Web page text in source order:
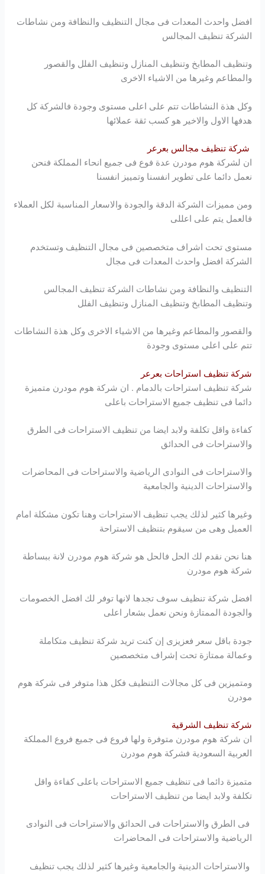
افضل واحدث المعدات فى مجال التنظيف والنظافة ومن نشاطات
الشركة تنظيف المجالس
وتنظيف المطابخ وتنظيف المنازل وتنظيف الفلل والقصور
والمطاعم وغيرها من الاشياء الاخرى
وكل هذة النشاطات تتم على اعلى مستوى وجودة فالشركة كل
هدفها الاول والاخير هو كسب ثقة عملائها
شركة تنظيف مجالس بعرعر
ان لشركةهوم مودرنعدة فوع فى جميع انحاء المملكة فنحن
نعمل دائما على تطوير انفسنا وتمييز انفسنا
ومن مميزات الشركة الدقة والجودة والاسعار المناسبة لكل العملاء
فالعمل يتم على اعللى
مستوى تحت اشراف متخصصين فى مجال التنظيف وتستخدم
الشركة افضل واحدث المعدات فى مجال
التنظيف والنظافة ومن نشاطات الشركة تنظيف المجالس
وتنظيف المطابخ وتنظيف المنازل وتنظيف الفلل
والقصور والمطاعم وغيرها من الاشياء الاخرى وكل هذة النشاطات
تتم على اعلى مستوى وجودة
شركة تنظيف استراحات بعرعر
شركة تنظيف استراحات بالدمام . ان شركةهوم مودرنمتميزة
دائما فى تنظيف جميع الاستراحات باعلى
كفاءة واقل تكلفة ولابد ايضا من تنظيف الاستراحات فى الطرق
والاستراحات فى الحدائق
والاستراحات فى النوادى الرياضية والاستراحات فى المحاضرات
والاستراحات الدينية والجامعية
وغيرها كثير لذلك يجب تنظيف الاستراحات وهنا تكون مشكلة امام
العميل وهى من سيقوم بتنظيف الاستراحة
هنا نحن نقدم لك الحل فالحل هو شركةهوم مودرنلانة ببساطة
شركةهوم مودرن
افضل شركة تنظيف سوف تجدها لانها توفر لك افضل الخصومات
والجودة الممتازة ونحن نعمل بشعار اعلى
جودة باقل سعر فعزيزى إن كنت تريد شركة تنظيف متكاملة
وعمالة ممتازة تحت إشراف متخصصين
ومتميزين فى كل مجالات التنظيف فكل هذا متوفر فى شركةهوم
مودرن
شركة تنظيف الشرقية
ان شركةهوم مودرنمتوفرة ولها فروع فى جميع فروع المملكة
العربية السعودية فشركةهوم مودرن
متميزة دائما فى تنظيف جميع الاستراحات باعلى كفاءة واقل
تكلفة ولابد ايضا من تنظيف الاستراحات
فى الطرق والاستراحات فى الحدائق والاستراحات فى النوادى
الرياضية والاستراحات فى المحاضرات
والاستراحات الدينية والجامعية وغيرها كثير لذلك يجب تنظيف